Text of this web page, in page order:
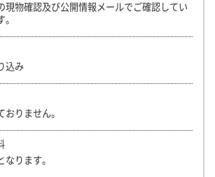
現物確認及び公開情報メールでご確認してい
込み
りません。
ります。